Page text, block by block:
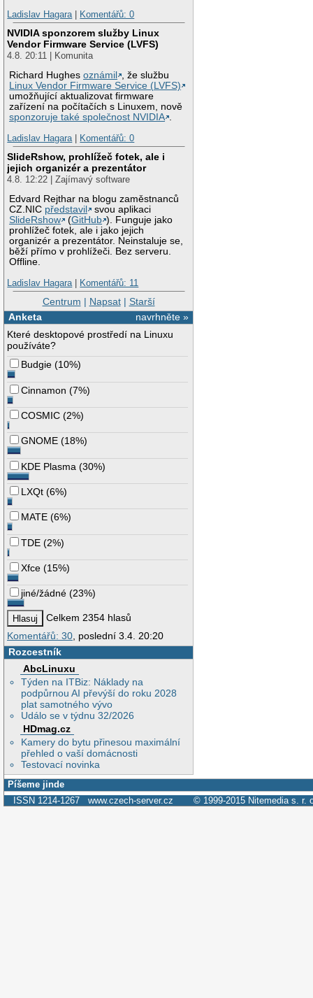
Ladislav Hagara| Komentářů: 0
NVIDIA sponzorem služby Linux
Vendor Firmware Service (LVFS)
4.8. 20:11 | Komunita
Richard Hughesoznámil
, že službu
Linux Vendor Firmware Service (LVFS)
umožňující aktualizovat firmware
zařízení na počítačích s Linuxem, nově
sponzoruje také společnost NVIDIA .
Ladislav Hagara| Komentářů: 0
SlideRshow, prohlížeč fotek, ale i
jejich organizér a prezentátor
4.8. 12:22 | Zajímavý software
Edvard Rejthar na blogu zaměstnanců
CZ.NIC představil
svou aplikaci
SlideRshow
(GitHub ). Funguje jako
prohlížeč fotek, ale i jako jejich
organizér a prezentátor. Neinstaluje se,
běží přímo v prohlížeči. Bez serveru.
Offline.
Ladislav Hagara| Komentářů: 11
Centrum | Napsat| Starší
navrhněte »
Anketa
Které desktopové prostředí na Linuxu
používáte?
Budgie (10%)
Cinnamon (7%)
COSMIC (2%)
GNOME (18%)
KDE Plasma (30%)
LXQt (6%)
MATE (6%)
TDE (2%)
Xfce (15%)
jiné/žádné (23%)
Celkem 2354 hlasů
Komentářů: 30 , poslední 3.4. 20:20
Rozcestník
AbcLinuxu
Týden na ITBiz: Náklady na
podpůrnou AI převýší do roku 2028
plat samotného vývo
Událo se v týdnu 32/2026
HDmag.cz
Kamery do bytu přinesou maximální
přehled o vaší domácnosti
Testovací novinka
Píšeme jinde
ISSN 1214-1267 www.czech-server.cz © 1999-2015 Nitemedia s. r.